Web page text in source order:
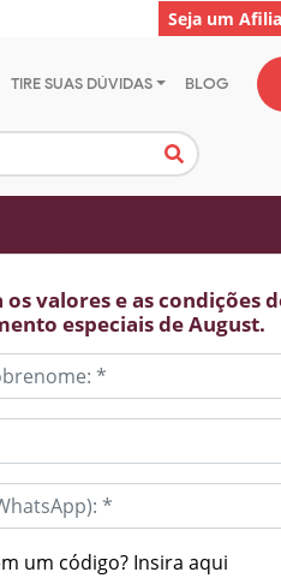
Seja um
TIRE SUAS DÚVIDAS BLOG
os valores e as condições
especiais de August.
um código? Insira aqui